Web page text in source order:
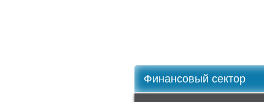
Финансовый сектор